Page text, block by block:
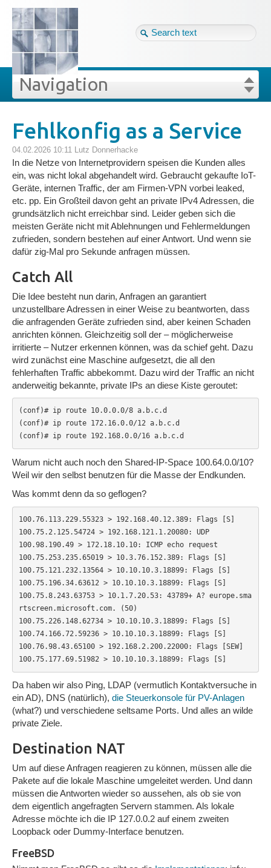
Tag cloud
Site map
Login
Forgot your password?
Navigation
Projekte
Veröffentlichungen
Blog
Impressum
Datenschutz
Blog » Fehlkonfig as a Service
Fehlkonfig as a Service
04.02.2026 10:11 Lutz Donnerhacke
In die Netze von Internetprovidern speisen die Kunden alles
ein, was nicht lokal abgehandelt wird. Gebraucht gekaufte IoT-
Geräte, internen Traffic, der am Firmen-VPN vorbei leaked,
etc. pp. Ein Großteil davon geht an private IPv4 Adressen, die
grundsätzlich nicht erreichbar sind. Leider geben sich die
meisten Geräte nicht mit Ablehnungen und Fehlermeldungen
zufrieden, sondern bestehen auf einer Antwort. Und wenn sie
dafür zig-Mal pro Sekunde anfragen müssen.
Catch All
Die Idee besteht nun darin, Anfragen an garantiert
unzustellbare Adressen in einer Weise zu beantworten, dass
die anfragenden Geräte zufrieden sind, aber keinen Schaden
anrichten können. Gleichzeitig soll der – möglicherweise
irritierte – Nutzer erkennen können, was da schief geht. Dazu
wird zunächst eine Maschine aufgesetzt, die all den
fehlerhaften Traffic abbekommt. Dazu wird der Traffic an nicht
anderweitig bekannte, private IPs an diese Kiste geroutet:
(conf)# ip route 10.0.0.0/8 a.b.c.d
(conf)# ip route 172.16.0.0/12 a.b.c.d
(conf)# ip route 192.168.0.0/16 a.b.c.d
Warum nicht auch noch den Shared-IP-Space 100.64.0.0/10?
Weil wir den selbst benutzen für die Masse der Endkunden.
Was kommt denn da so geflogen?
100.76.113.229.55323 > 192.168.40.12.389: Flags [S]
100.75.2.125.54724 > 192.168.121.1.20080: UDP
100.98.190.49 > 172.18.10.10: ICMP echo request
100.75.253.235.65019 > 10.3.76.152.389: Flags [S]
100.75.121.232.13564 > 10.10.10.3.18899: Flags [S]
100.75.196.34.63612 > 10.10.10.3.18899: Flags [S]
100.75.8.243.63753 > 10.1.7.20.53: 43789+ A? europe.sma
rtscreen.microsoft.com. (50)
100.75.226.148.62734 > 10.10.10.3.18899: Flags [S]
100.74.166.72.59236 > 10.10.10.3.18899: Flags [S]
100.76.98.43.65100 > 192.168.2.200.22000: Flags [SEW]
100.75.177.69.51982 > 10.10.10.3.18899: Flags [S]
Da haben wir also Ping, LDAP (vermutlich Kontaktversuche in
ein AD), DNS (natürlich), die Steuerkonsole für PV-Anlagen
(what?) und verschiedene seltsame Ports. Und alles an wilde
private Ziele.
Destination NAT
Um auf diese Anfragen reagieren zu können, müssen alle die
Pakete auf die lokale Maschine umgeleitet werden. Und dann
müssen die Antworten wieder so aussehen, als ob sie von
dem eigentlich angefragten Servern stammen. Als lokale
Adresse möchte ich die IP 127.0.0.2 auf einem zweiten
Loopback oder Dummy-Interface benutzen.
FreeBSD